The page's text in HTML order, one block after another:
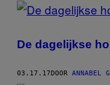
POSTS
THIS
AUTHOR
De dagelijkse
03.17.17DOOR ANNABEL